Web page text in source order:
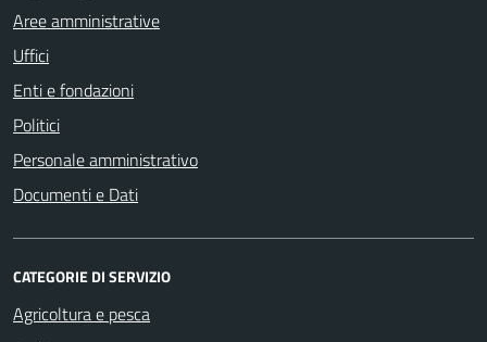
Aree amministrative
Uffici
Enti e fondazioni
Politici
Personale amministrativo
Documenti e Dati
CATEGORIE DI SERVIZIO
Agricoltura e pesca